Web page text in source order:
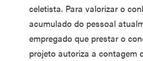
celetista. Para valorizar o
acumulado do pessoal
empregado que prestar o
projeto autoriza a contagem